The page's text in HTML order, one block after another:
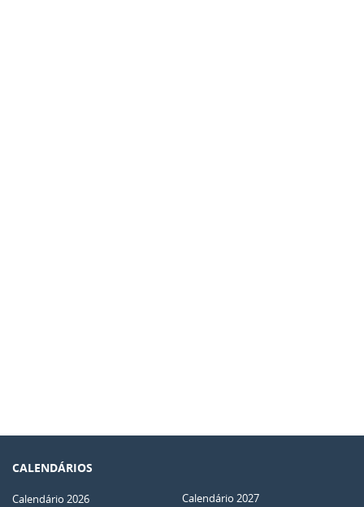
CALENDÁRIOS
Calendário 2026 Calendário 2027